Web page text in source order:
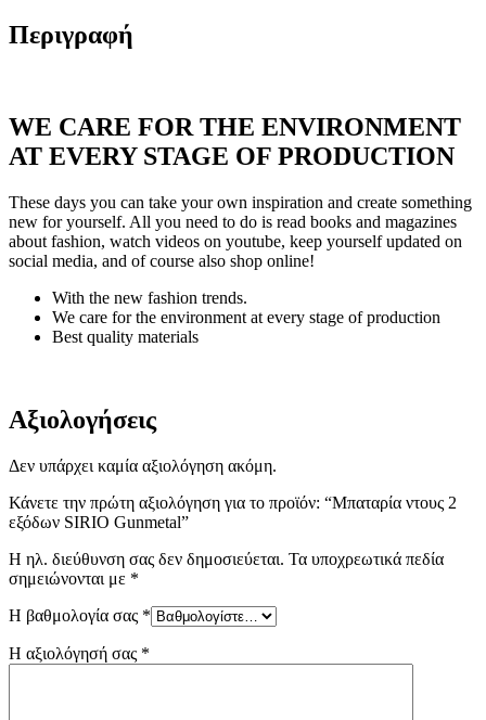
Περιγραφή
WE CARE FOR THE ENVIRONMENT
AT EVERY STAGE OF PRODUCTION
These days you can take your own inspiration and create something
new for yourself. All you need to do is read books and magazines
about fashion, watch videos on youtube, keep yourself updated on
social media, and of course also shop online!
With the new fashion trends.
We care for the environment at every stage of production
Best quality materials
Αξιολογήσεις
Δεν υπάρχει καμία αξιολόγηση ακόμη.
Κάνετε την πρώτη αξιολόγηση για το προϊόν: “Μπαταρία ντους 2
εξόδων SIRIO Gunmetal”
Η ηλ. διεύθυνση σας δεν δημοσιεύεται. Τα υποχρεωτικά πεδία
σημειώνονται με *
Η βαθμολογία σας *
Η αξιολόγησή σας *